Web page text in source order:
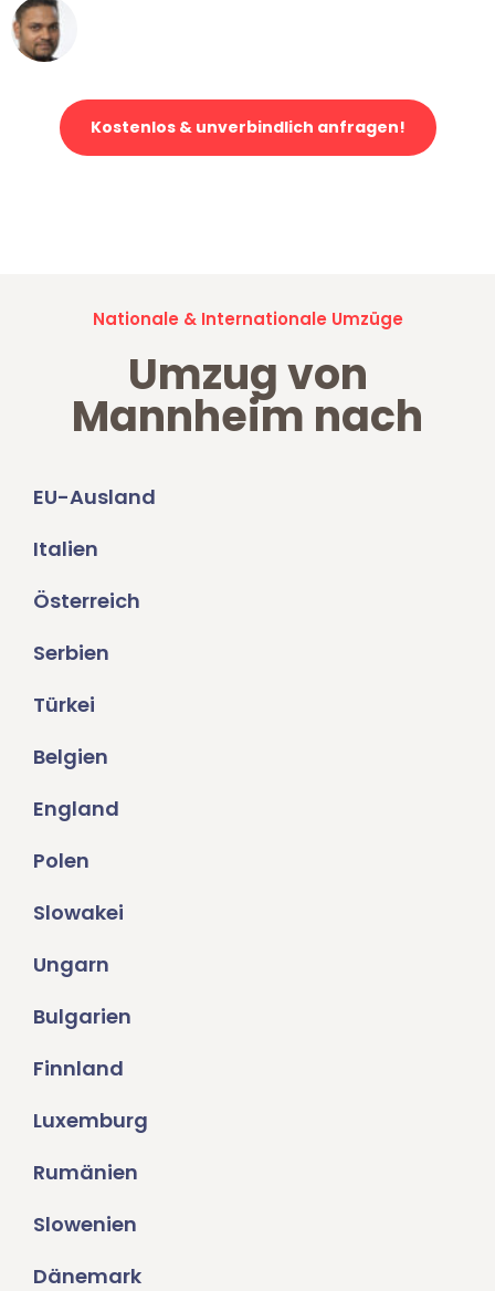
Kostenlos & unverbindlich anfragen!
Nationale & Internationale Umzüge
Umzug von
Mannheim nach
EU-Ausland
Italien
Österreich
Serbien
Türkei
Belgien
England
Polen
Slowakei
Ungarn
Bulgarien
Finnland
Luxemburg
Rumänien
Slowenien
Dänemark